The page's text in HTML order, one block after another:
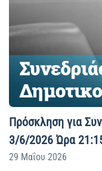
Πρόσκληση για
3/6/2026 Ώρα
29 Μαΐου 2026